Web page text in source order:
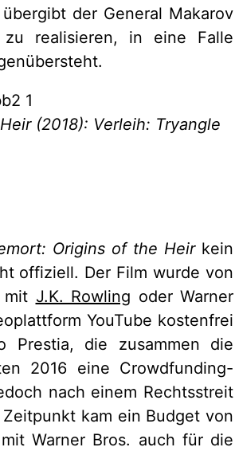
der General Makarov
realisieren, in eine Falle
(2018): Verleih: Tryangle
Origins of the Heirkein
offiziell. Der Film wurde von
mit J.K. Rowling oder Warner
YouTube kostenfrei
Prestia, die zusammen die
2016 eine Crowdfunding-
nach einem Rechtsstreit
kam ein Budget von
Warner Bros. auch für die